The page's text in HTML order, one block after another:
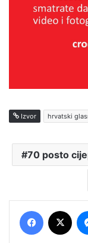
Izvor hrvatski
70 posto
Facebook